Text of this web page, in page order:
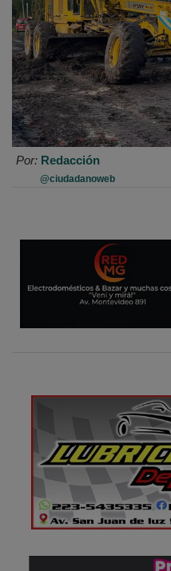
Por: Redacción
@ciudadanoweb